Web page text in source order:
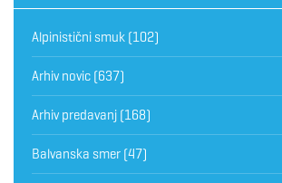
Alpinistični smuk (102)
Arhiv novic (637)
Arhiv predavanj (168)
Balvanska smer (47)